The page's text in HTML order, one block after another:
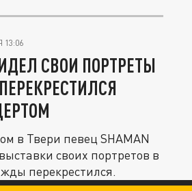
13:06
СВОИ ПОРТРЕТЫ
в Твери певец SHAMAN
своих портретов в
перекрестился.